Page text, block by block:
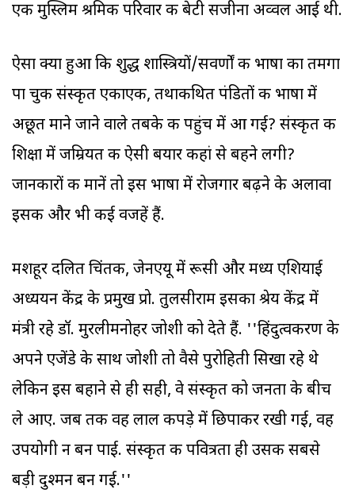
एक मुस्लिम श्रमिक परिवार की बेटी सजीना अव्वल आई थी.
ऐसा क्या हुआ कि शुद्ध शास्त्रियों/सवर्णों की भाषा का तमगा
पा चुकी संस्कृत एकाएक, तथाकथित पंडितों की भाषा में
अछूत माने जाने वाले तबके की पहुंच में आ गई? संस्कृत की
शिक्षा में जम्रियत की ऐसी बयार कहां से बहने लगी?
जानकारों की मानें तो इस भाषा में रोजगार बढ़ने के अलावा
इसकी और भी कई वजहें हैं.
मशहूर दलित चिंतक, जेनएयू में रूसी और मध्य एशियाई
अध्ययन केंद्र के प्रमुख प्रो. तुलसीराम इसका श्रेय केंद्र में
मंत्री रहे डॉ. मुरलीमनोहर जोशी को देते हैं. ''हिंदुत्वकरण के
अपने एजेंडे के साथ जोशी तो वैसे पुरोहिती सिखा रहे थे
लेकिन इस बहाने से ही सही, वे संस्कृत को जनता के बीच
ले आए. जब तक वह लाल कपड़े में छिपाकर रखी गई, वह
उपयोगी न बन पाई. संस्कृत की पवित्रता ही उसकी सबसे
बड़ी दुश्मन बन गई.''